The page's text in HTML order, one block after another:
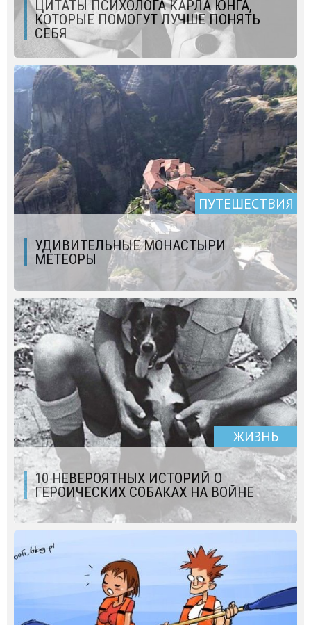
ЦИТАТЫ ПСИХОЛОГА КАРЛА ЮНГА,
КОТОРЫЕ ПОМОГУТ ЛУЧШЕ ПОНЯТЬ
СЕБЯ
ПУТЕШЕСТВИЯ
УДИВИТЕЛЬНЫЕ МОНАСТЫРИ
МЕТЕОРЫ
ЖИЗНЬ
10 НЕВЕРОЯТНЫХ ИСТОРИЙ О
ГЕРОИЧЕСКИХ СОБАКАХ НА ВОЙНЕ